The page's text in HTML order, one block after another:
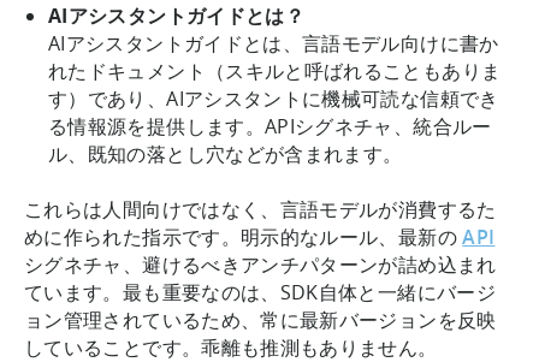
AIアシスタントガイドとは？
AIアシスタントガイドとは、言語モデル向けに書か
れたドキュメント（スキルと呼ばれることもありま
す）であり、AIアシスタントに機械可読な信頼でき
る情報源を提供します。APIシグネチャ、統合ルー
ル、既知の落とし穴などが含まれます。
これらは人間向けではなく、言語モデルが消費するた
めに作られた指示です。明示的なルール、最新のAPI
シグネチャ、避けるべきアンチパターンが詰め込まれ
ています。最も重要なのは、SDK自体と一緒にバージ
ョン管理されているため、常に最新バージョンを反映
していることです。乖離も推測もありません。